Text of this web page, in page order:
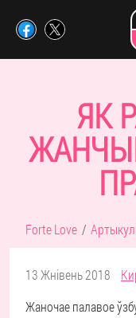
ЯК
Forte Love
13 Жнівень 2018
Жаночае палавое